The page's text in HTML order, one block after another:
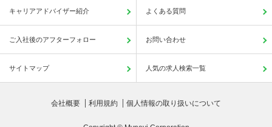
キャリアアドバイザー紹介 よくある質問
ご入社後のアフターフォロー お問い合わせ
サイトマップ 人気の求人検索一覧
会社概要 利用規約 個人情報の取り扱いについて